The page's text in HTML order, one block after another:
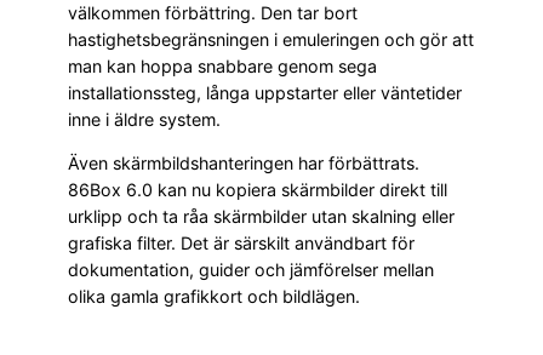
välkommen förbättring. Den tar bort
hastighetsbegränsningen i emuleringen och gör att
man kan hoppa snabbare genom sega
installationssteg, långa uppstarter eller väntetider
inne i äldre system.
Även skärmbildshanteringen har förbättrats.
86Box 6.0 kan nu kopiera skärmbilder direkt till
urklipp och ta råa skärmbilder utan skalning eller
grafiska filter. Det är särskilt användbart för
dokumentation, guider och jämförelser mellan
olika gamla grafikkort och bildlägen.